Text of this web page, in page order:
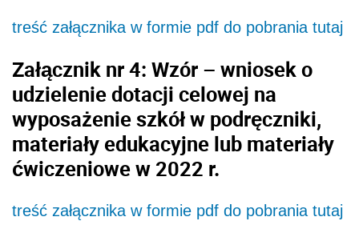
treść załącznika w formie pdf do pobrania tutaj
Załącznik nr 4: Wzór – wniosek o
udzielenie dotacji celowej na
wyposażenie szkół w podręczniki,
materiały edukacyjne lub materiały
ćwiczeniowe w 2022 r.
treść załącznika w formie pdf do pobrania tutaj